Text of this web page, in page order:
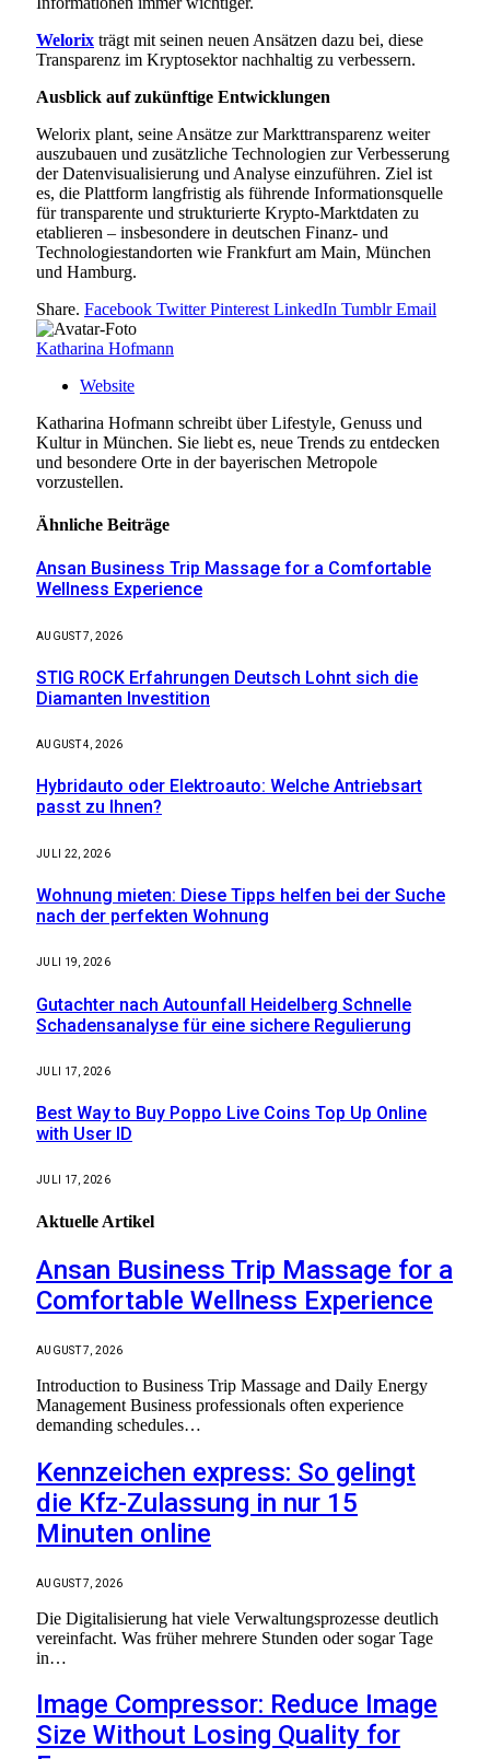
Welorix trägt mit seinen neuen Ansätzen dazu bei, diese
Transparenz im Kryptosektor nachhaltig zu verbessern.
Ausblick auf zukünftige Entwicklungen
Welorix plant, seine Ansätze zur Markttransparenz weiter
auszubauen und zusätzliche Technologien zur Verbesserung
der Datenvisualisierung und Analyse einzuführen. Ziel ist
es, die Plattform langfristig als führende Informationsquelle
für transparente und strukturierte Krypto-Marktdaten zu
etablieren – insbesondere in deutschen Finanz- und
Technologiestandorten wie Frankfurt am Main, München
und Hamburg.
Share. Facebook Twitter Pinterest LinkedIn Tumblr Email
Katharina Hofmann
Website
Katharina Hofmann schreibt über Lifestyle, Genuss und
Kultur in München. Sie liebt es, neue Trends zu entdecken
und besondere Orte in der bayerischen Metropole
vorzustellen.
Ähnliche Beiträge
Ansan Business Trip Massage for a Comfortable
Wellness Experience
AUGUST 7, 2026
STIG ROCK Erfahrungen Deutsch Lohnt sich die
Diamanten Investition
AUGUST 4, 2026
Hybridauto oder Elektroauto: Welche Antriebsart
passt zu Ihnen?
JULI 22, 2026
Wohnung mieten: Diese Tipps helfen bei der Suche
nach der perfekten Wohnung
JULI 19, 2026
Gutachter nach Autounfall Heidelberg Schnelle
Schadensanalyse für eine sichere Regulierung
JULI 17, 2026
Best Way to Buy Poppo Live Coins Top Up Online
with User ID
JULI 17, 2026
Aktuelle Artikel
Ansan Business Trip Massage for a
Comfortable Wellness Experience
AUGUST 7, 2026
Introduction to Business Trip Massage and Daily Energy
Management Business professionals often experience
demanding schedules…
Kennzeichen express: So gelingt
die Kfz-Zulassung in nur 15
Minuten online
AUGUST 7, 2026
Die Digitalisierung hat viele Verwaltungsprozesse deutlich
vereinfacht. Was früher mehrere Stunden oder sogar Tage
in…
Image Compressor: Reduce Image
Size Without Losing Quality for